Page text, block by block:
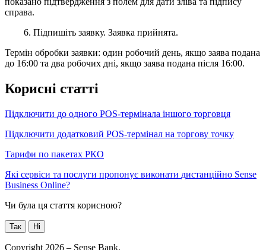
6. Підпишіть заявку. Заявка прийнята.
Термін обробки заявки: один робочий день, якщо заява подана
до 16:00 та два робочих дні, якщо заява подана після 16:00.
Корисні статті
Підключити до одного POS-термінала іншого торговця
Підключити додатковий POS-термінал на торгову точку
Тарифи по пакетах РКО
Які сервіси та послуги пропонує виконати дистанційно Sense
Business Online?
Чи була ця стаття корисною?
Так Ні
Copyright 2026 – Sense Bank.